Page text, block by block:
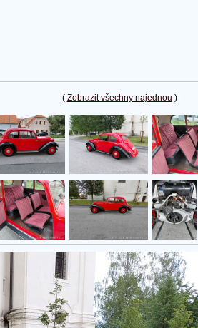
( Zobrazit všechny najednou )